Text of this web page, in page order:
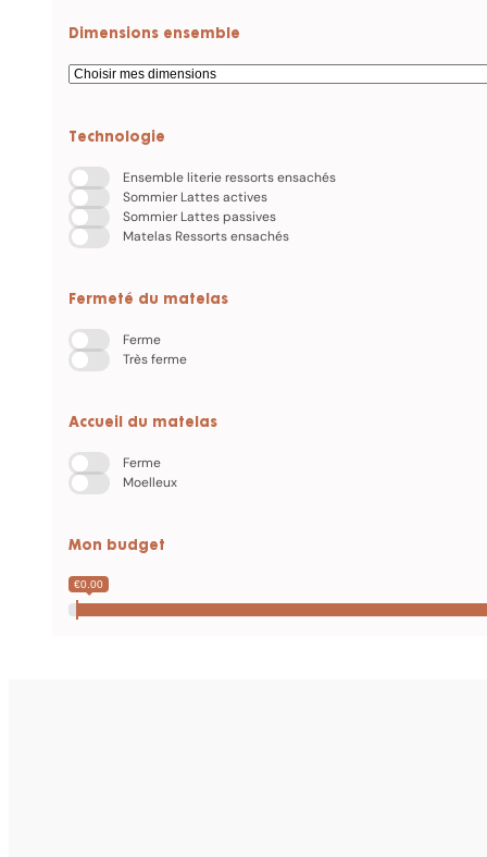
Dimensions ensemble
Technologie
Ensemble literie ressorts ensachés
Sommier Lattes actives
Sommier Lattes passives
Matelas Ressorts ensachés
Fermeté du matelas
Ferme
Très ferme
Accueil du matelas
Ferme
Moelleux
Mon budget
€0.00